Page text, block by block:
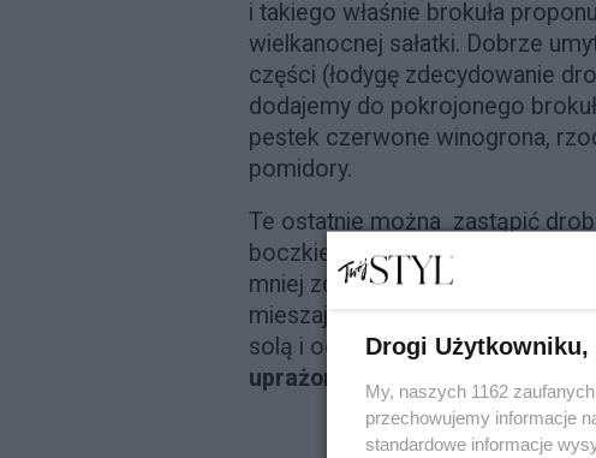
i takiego właśnie brokuła
wielkanocnej sałatki. Dobrze
części (łodygę zdecydowanie
dodajemy do pokrojonego
pestek czerwone winogrona,
pomidory.
Te ostatnie można zastąpić
boczkiem, ale jest to wersja nie
mniej zdrowa. Dressing do
mieszając dwie łyżki jogurtu
solą i odrobiną soku z cytryny.
uprażonymi płatkami
Drogi Użytkowniku,
My, naszych 1162
przechowujemy informacje
standardowe informacje